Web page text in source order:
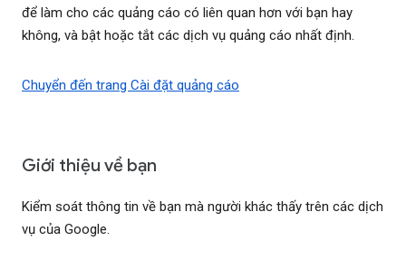
để làm cho các quảng cáo có liên quan hơn với bạn hay
không, và bật hoặc tắt các dịch vụ quảng cáo nhất định.
Chuyển đến trang Cài đặt quảng cáo
Giới thiệu về bạn
Kiểm soát thông tin về bạn mà người khác thấy trên các dịch
vụ của Google.